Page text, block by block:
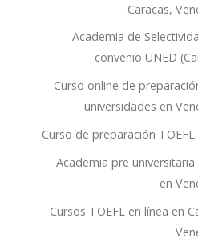
Caracas,
Academia de
convenio UNED
Curso online de
universidades en
Curso de preparación TOEFL
Academia pre universitaria
en
Cursos TOEFL en línea en